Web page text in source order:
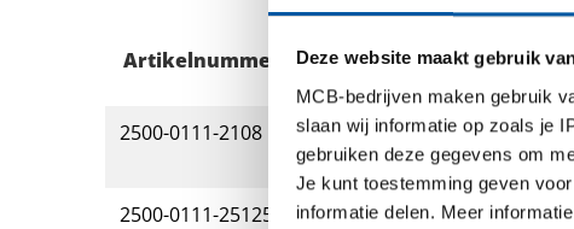
Deze website maakt gebruik
MCB-bedrijven maken gebruik
slaan wij informatie op zoals je
gebruiken deze gegevens om
Je kunt toestemming geven
informatie delen. Meer
Artikelnummer Omschrijving
2500-0111-2108
Rvs plaat 304/304L
100 Mu
2500-0111-2512508
Rvs plaat 304/304L